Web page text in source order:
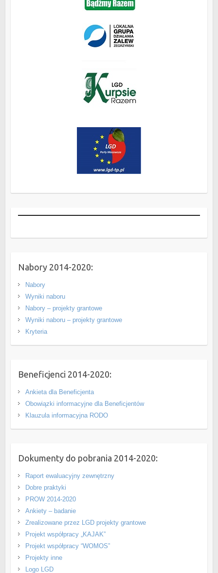
Nabory 2014-2020:
Nabory
Wyniki naboru
Nabory – projekty grantowe
Wyniki naboru – projekty grantowe
Kryteria
Beneficjenci 2014-2020:
Ankieta dla Beneficjenta
Obowiązki informacyjne dla Beneficjentów
Klauzula informacyjna RODO
Dokumenty do pobrania 2014-2020:
Raport ewaluacyjny zewnętrzny
Dobre praktyki
PROW 2014-2020
Ankiety – badanie
Zrealizowane przez LGD projekty grantowe
Projekt współpracy „KAJAK”
Projekt współpracy “WOMOS”
Projekty inne
Logo LGD